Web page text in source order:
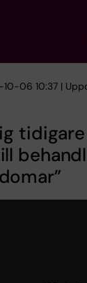
10-06 10:37 |